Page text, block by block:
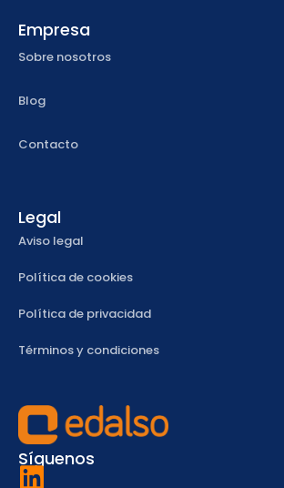
Empresa
Sobre nosotros
Blog
Contacto
Legal
Aviso legal
Política de cookies
Política de privacidad
Términos y condiciones
Síguenos